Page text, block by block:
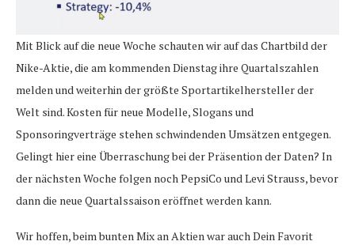
Mit Blick auf die neue Woche schauten wir auf das Chartbild der
Nike-Aktie, die am kommenden Dienstag ihre Quartalszahlen
melden und weiterhin der größte Sportartikelhersteller der
Welt sind. Kosten für neue Modelle, Slogans und
Sponsoringverträge stehen schwindenden Umsätzen entgegen.
Gelingt hier eine Überraschung bei der Präsention der Daten? In
der nächsten Woche folgen noch PepsiCo und Levi Strauss, bevor
dann die neue Quartalssaison eröffnet werden kann.
Wir hoffen, beim bunten Mix an Aktien war auch Dein Favorit